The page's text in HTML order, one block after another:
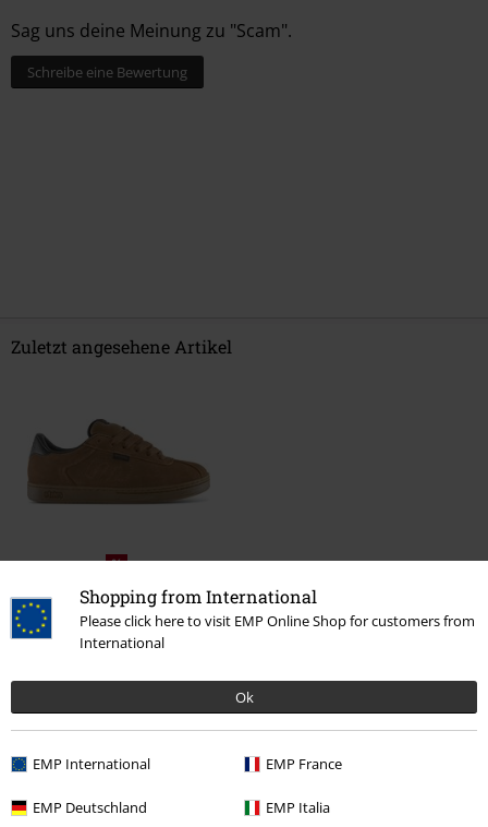
Shopping from International
Please click here to visit EMP Online Shop for customers from
International
Ok
EMP International EMP France
EMP Deutschland EMP Italia
Sag uns deine Meinung zu "Scam".
Schreibe eine Bewertung
Zuletzt angesehene Artikel
%
77,99 €
Mehr Kategorien. Mehr Möglichkeiten.
Sale % Schuhe Sneakers
Männer Schuhe Sneaker
Neu Schuhe